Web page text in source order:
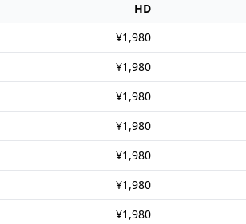
HD
¥1,980
¥1,980
¥1,980
¥1,980
¥1,980
¥1,980
¥1,980